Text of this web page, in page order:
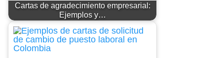
Cartas de agradecimiento empresarial:
Ejemplos y…